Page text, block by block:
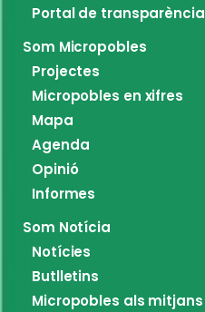
Portal de transparència
Som Micropobles
Projectes
Micropobles en xifres
Mapa
Agenda
Opinió
Informes
Som Notícia
Notícies
Butlletins
Micropobles als mitjans